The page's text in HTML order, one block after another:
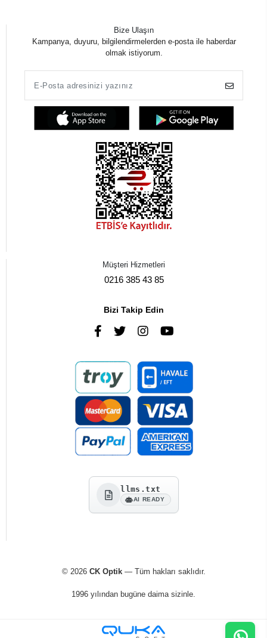
Bize Ulaşın
Kampanya, duyuru, bilgilendirmelerden e-posta ile haberdar
olmak istiyorum.
Müşteri Hizmetleri
0216 385 43 85
Bizi Takip Edin
llms.txt
AI READY
© 2026 CK Optik— Tüm hakları saklıdır.
1996 yılından bugüne daima sizinle.